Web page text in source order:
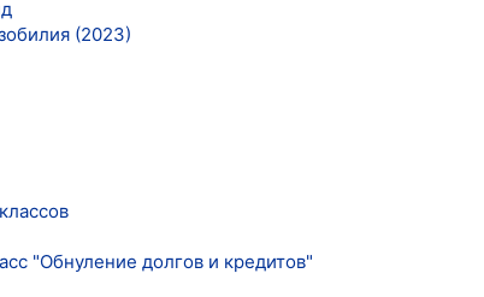
(2023)
"Обнуление долгов и кредитов"